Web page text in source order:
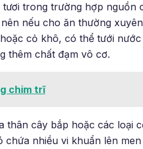
trong trường hợp nguồn
nếu cho ăn thường
cỏ khô, có thể tưới
thêm chất đạm vô cơ.
chim trĩ
cây bắp hoặc các loại
nhiều vi khuẩn lên